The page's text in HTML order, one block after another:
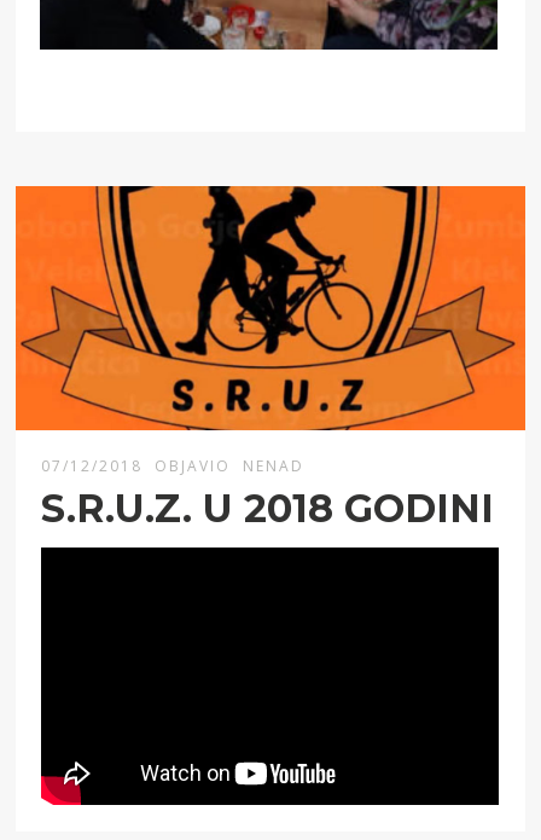
07/12/2018 OBJAVIO NENAD
S.R.U.Z. U 2018 GODINI